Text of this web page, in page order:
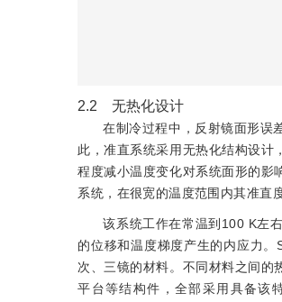
2.2 无热化设计
在制冷过程中，反射镜面形误
此，准直系统采用无热化结构设计
程度减小温度变化对系统面形的影
系统，在很宽的温度范围内其准直
该系统工作在常温到100 K左
的位移和温度梯度产生的内应力
次、三镜的材料。不同材料之间的
平台等结构件，全部采用具备该